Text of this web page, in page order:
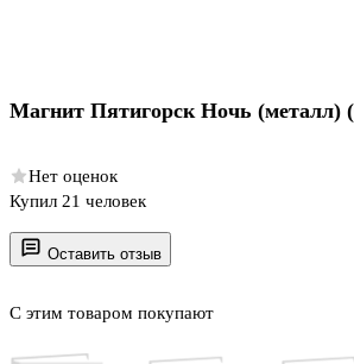
Оставить отзыв
С этим товаром покупают
Магнит Пятигорск Ночь (металл)
Нет оценок
Купил 21 человек